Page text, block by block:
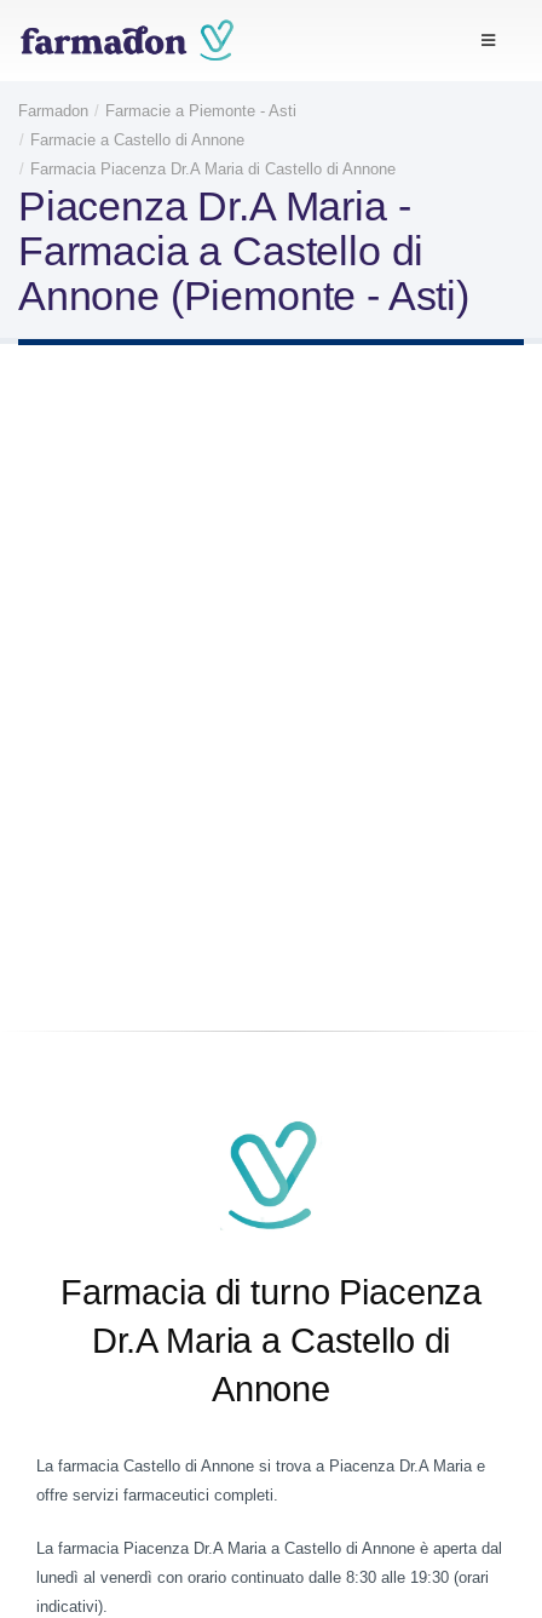
Farmadon
Farmacie a Piemonte - Asti
Farmacie a Castello di Annone
Farmacia Piacenza Dr.A Maria di Castello di Annone
Piacenza Dr.A Maria -
Farmacia a Castello di
Annone (Piemonte - Asti)
Farmacia di turno Piacenza
Dr.A Maria a Castello di
Annone
La farmacia Castello di Annone si trova a Piacenza Dr.A Maria e
offre servizi farmaceutici completi.
La farmacia Piacenza Dr.A Maria a Castello di Annone è aperta dal
lunedì al venerdì con orario continuato dalle 8:30 alle 19:30 (orari
indicativi).